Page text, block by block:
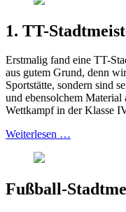
1. TT-
Erstmalig fand eine TT-
aus gutem Grund, denn
Sportstätte, sondern sind
und ebensolchem Material
Wettkampf in der Klasse
Weiterlesen …
Fußball-